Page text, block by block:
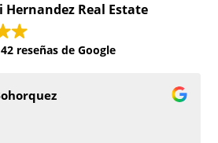
Hernandez Real Estate
42 reseñas de Google